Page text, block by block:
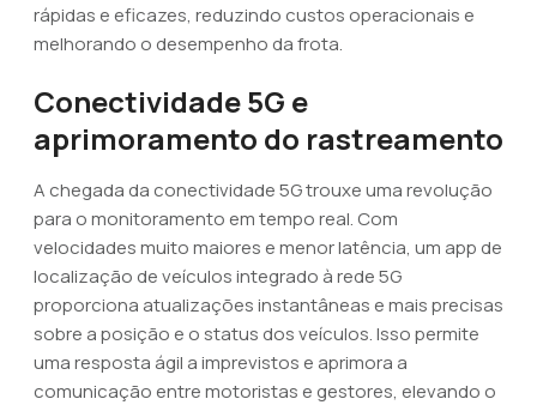
rápidas e eficazes, reduzindo custos operacionais e
melhorando o desempenho da frota.
Conectividade 5G e
aprimoramento do rastreamento
A chegada da conectividade 5G trouxe uma revolução
para o monitoramento em tempo real. Com
velocidades muito maiores e menor latência, um app de
localização de veículos integrado à rede 5G
proporciona atualizações instantâneas e mais precisas
sobre a posição e o status dos veículos. Isso permite
uma resposta ágil a imprevistos e aprimora a
comunicação entre motoristas e gestores, elevando o